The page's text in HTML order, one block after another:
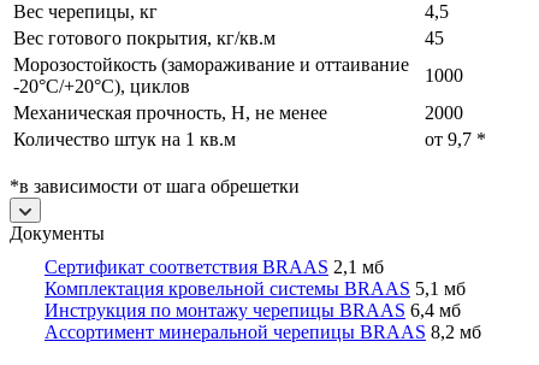
Вес черепицы, кг
4,5
Вес готового покрытия, кг/кв.м
45
Морозостойкость (замораживание и оттаивание
-20°С/+20°С), циклов
1000
Механическая прочность, Н, не менее
2000
Количество штук на 1 кв.м
от 9,7 *
*в зависимости от шага обрешетки
Документы
Сертификат соответствия BRAAS 2,1 мб
Комплектация кровельной системы BRAAS 5,1 мб
Инструкция по монтажу черепицы BRAAS 6,4 мб
Ассортимент минеральной черепицы BRAAS 8,2 мб